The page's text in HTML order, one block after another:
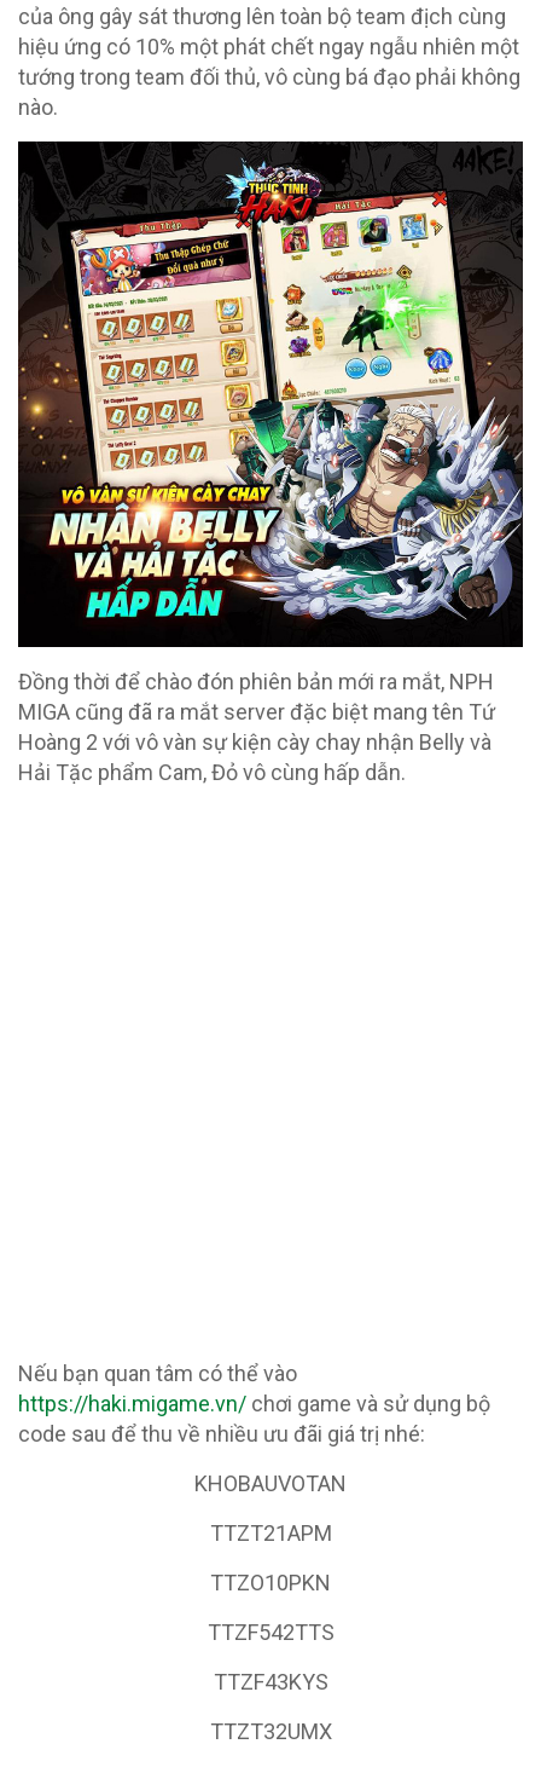
của ông gây sát thương lên toàn bộ team địch cùng
hiệu ứng có 10% một phát chết ngay ngẫu nhiên một
tướng trong team đối thủ, vô cùng bá đạo phải không
nào.
Đồng thời để chào đón phiên bản mới ra mắt, NPH
MIGA cũng đã ra mắt server đặc biệt mang tên Tứ
Hoàng 2 với vô vàn sự kiện cày chay nhận Belly và
Hải Tặc phẩm Cam, Đỏ vô cùng hấp dẫn.
Nếu bạn quan tâm có thể vào
https://haki.migame.vn/ chơi game và sử dụng bộ
code sau để thu về nhiều ưu đãi giá trị nhé:
KHOBAUVOTAN
TTZT21APM
TTZO10PKN
TTZF542TTS
TTZF43KYS
TTZT32UMX